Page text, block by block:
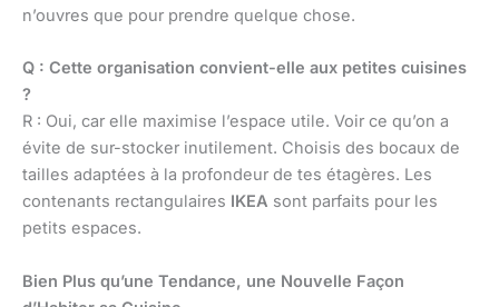
n’ouvres que pour prendre quelque chose.
Q : Cette organisation convient-elle aux petites cuisines
?
R : Oui, car elle maximise l’espace utile. Voir ce qu’on a
évite de sur-stocker inutilement. Choisis des bocaux de
tailles adaptées à la profondeur de tes étagères. Les
contenants rectangulaires IKEA sont parfaits pour les
petits espaces.
Bien Plus qu’une Tendance, une Nouvelle Façon